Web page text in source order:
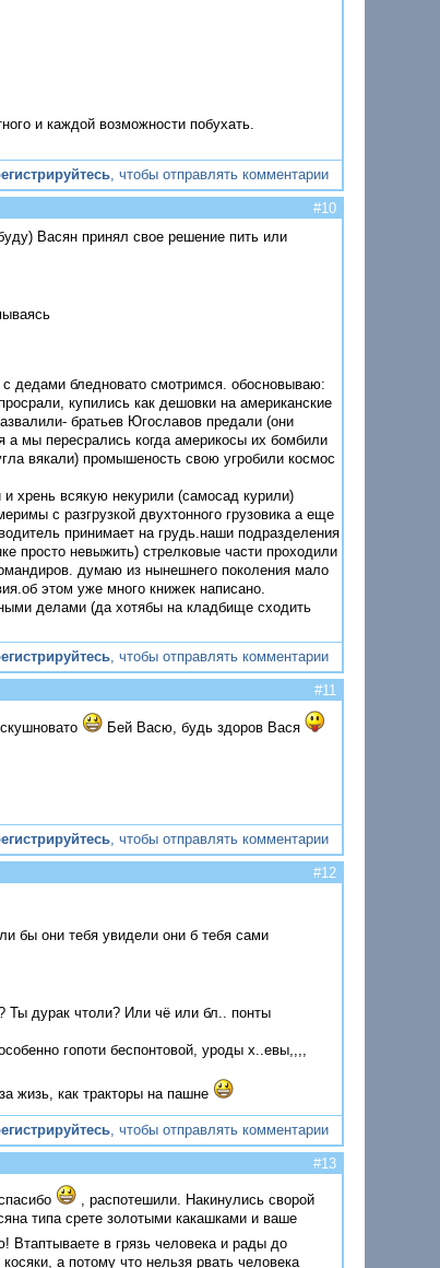
и каждой возможности побухать.
, чтобы отправлять комментарии
#10
Васян принял свое решение пить или
дедами бледновато смотримся. обосновываю:
купились как дешовки на американские
братьев Югославов предали (они
а мы пересрались когда америкосы их бомбили
вякали) промышеность свою угробили космос
хрень всякую некурили (самосад курили)
с разгрузкой двухтонного грузовика а еще
принимает на грудь.наши подразделения
просто невыжить) стрелковые части проходили
думаю из нынешнего поколения мало
этом уже много книжек написано.
делами (да хотябы на кладбище сходить
, чтобы отправлять комментарии
#11
Бей Васю, будь здоров Вася
, чтобы отправлять комментарии
#12
бы они тебя увидели они б тебя сами
Ты дурак чтоли? Или чё или бл.. понты
гопоти беспонтовой, уроды х..евы,,,,
жизь, как тракторы на пашне
, чтобы отправлять комментарии
#13
, распотешили. Накинулись сворой
типа срете золотыми какашками и ваше
Втаптываете в грязь человека и рады до
а потому что нельзя рвать человека